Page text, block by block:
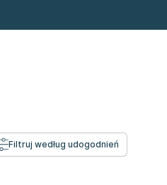
Filtruj według udogodnień